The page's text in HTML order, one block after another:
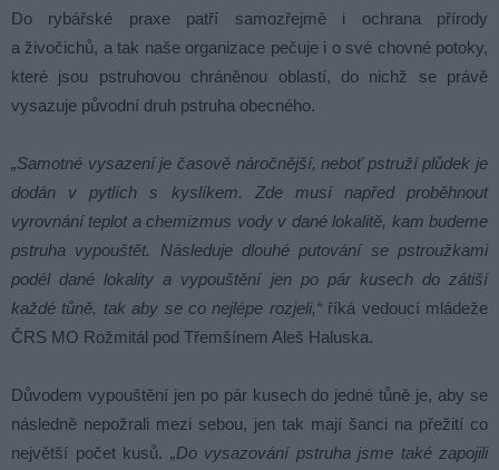
Do rybářské praxe patří samozřejmě i ochrana přírody
a živočichů, a tak naše organizace pečuje i o své chovné potoky,
které jsou pstruhovou chráněnou oblastí, do nichž se právě
vysazuje původní druh pstruha obecného.
„Samotné vysazení je časově náročnější, neboť pstruží plůdek je
dodán v pytlích s kyslíkem. Zde musí napřed proběhnout
vyrovnání teplot a chemizmus vody v dané lokalitě, kam budeme
pstruha vypouštět. Následuje dlouhé putování se pstroužkami
podél dané lokality a vypouštění jen po pár kusech do zátiší
každé tůně, tak aby se co nejlépe rozjeli,“říká vedoucí mládeže
ČRS MO Rožmitál pod Třemšínem Aleš Haluska.
Důvodem vypouštění jen po pár kusech do jedné tůně je, aby se
následně nepožrali mezi sebou, jen tak mají šanci na přežití co
největší počet kusů. „Do vysazování pstruha jsme také zapojili